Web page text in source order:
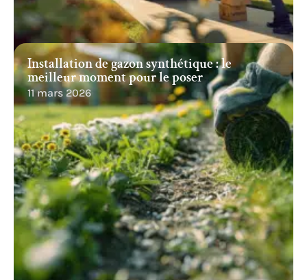
Installation de gazon synthétique : le
meilleur moment pour le poser
11 mars 2026
Recherche